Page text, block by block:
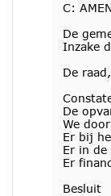
C:
De
Inzake
De
De
We
Er bij
Er in de
Er
Besluit